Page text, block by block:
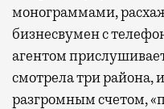
монограммами,
бизнесвумен с
агентом
смотрела три района,
разгромным счетом,